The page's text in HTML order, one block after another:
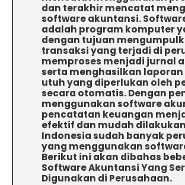
dan terakhir mencatat
software akuntansi.
adalah program komputer
dengan tujuan
transaksi yang terjadi di
memproses menjadi jurnal
serta menghasilkan
utuh yang diperlukan oleh
secara otomatis. Dengan
menggunakan software
pencatatan keuangan
efektif dan mudah
Indonesia sudah banyak
yang menggunakan
Berikut ini akan dibahas
Software Akuntansi Yang
Digunakan di Perusahaan.